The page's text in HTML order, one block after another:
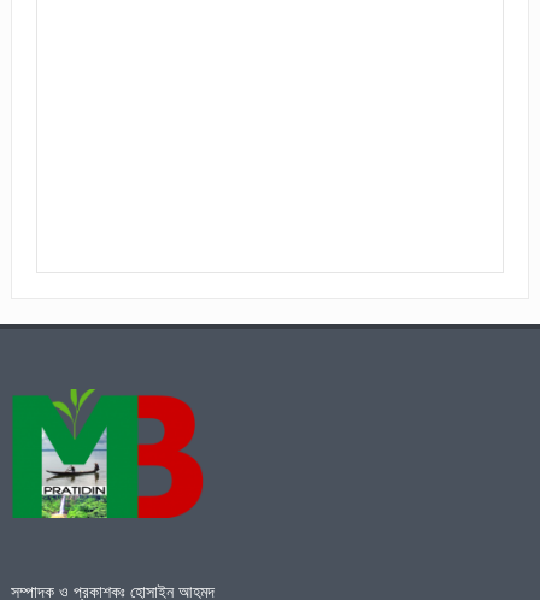
সম্পাদক ও প্রকাশকঃ হোসাইন আহমদ